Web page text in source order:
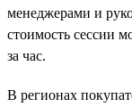
менеджерами и
стоимость сессии
за час.
В регионах